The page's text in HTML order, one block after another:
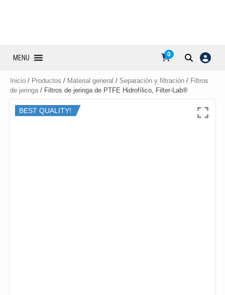
MENU 0
Inicio / Productos / Material general / Separación y filtración / Filtros
de jeringa / Filtros de jeringa de PTFE Hidrofílico, Filter-Lab®
BEST QUALITY!